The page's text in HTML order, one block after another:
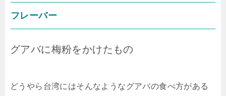
フレーバー
グアバに梅粉をかけたもの
どうやら台湾にはそんなようなグアバの食べ方がある